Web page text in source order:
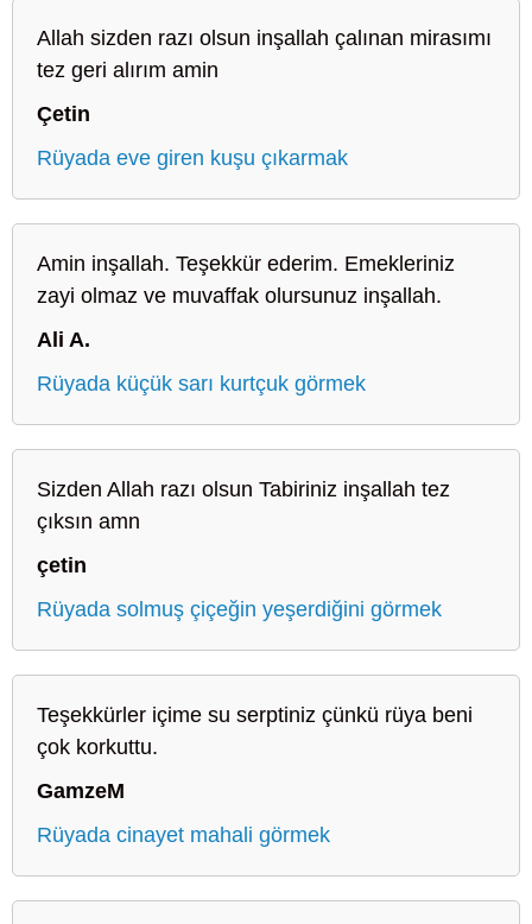
Allah sizden razı olsun inşallah çalınan mirasımı
tez geri alırım amin
Çetin
Rüyada eve giren kuşu çıkarmak
Amin inşallah. Teşekkür ederim. Emekleriniz
zayi olmaz ve muvaffak olursunuz inşallah.
Ali A.
Rüyada küçük sarı kurtçuk görmek
Sizden Allah razı olsun Tabiriniz inşallah tez
çıksın amn
çetin
Rüyada solmuş çiçeğin yeşerdiğini görmek
Teşekkürler içime su serptiniz çünkü rüya beni
çok korkuttu.
GamzeM
Rüyada cinayet mahali görmek